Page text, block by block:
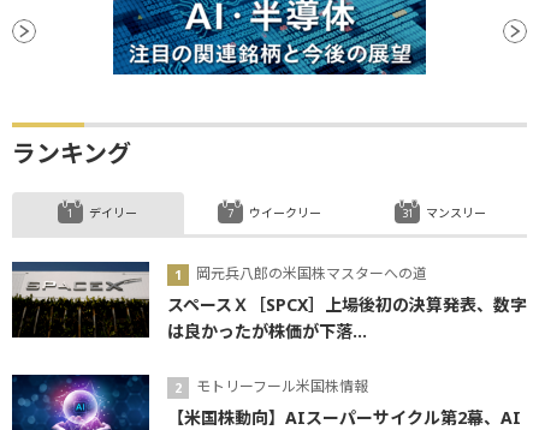
ランキング
デイリー
岡元兵八郎の米国株マスターへの道
スペースＸ［SPCX］上場後初の決算発表、数字
は良かったが株価が下落...
モトリーフール米国株情報
【米国株動向】AIスーパーサイクル第2幕、AI
ウイークリー マンスリー